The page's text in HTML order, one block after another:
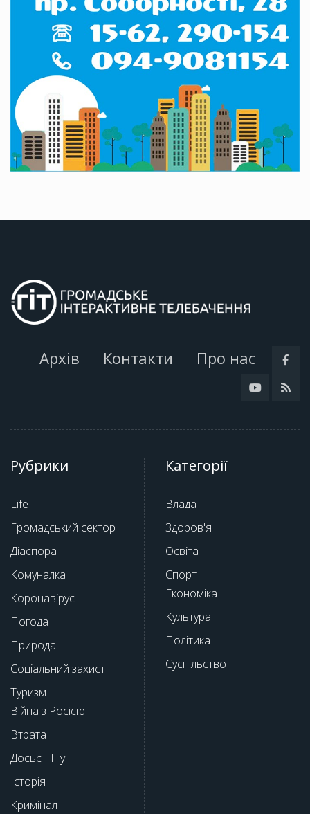
Архів Контакти Про нас
Рубрики
Life
Громадський сектор
Діаспора
Комуналка
Коронавірус
Погода
Природа
Соціальний захист
Туризм
Війна з Росією
Втрата
Досьє ГІТу
Історія
Кримінал
Категорії
Влада
Здоров'я
Освіта
Спорт
Економіка
Культура
Політика
Суспільство